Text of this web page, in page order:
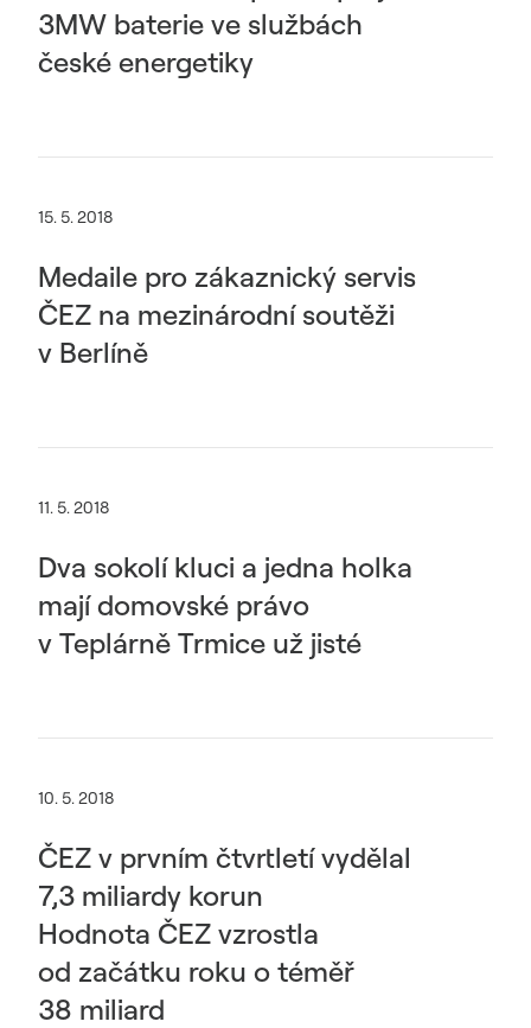
3MW baterie ve službách
české energetiky
15. 5. 2018
Medaile pro zákaznický servis
ČEZ na mezinárodní soutěži
v Berlíně
11. 5. 2018
Dva sokolí kluci a jedna holka
mají domovské právo
v Teplárně Trmice už jisté
10. 5. 2018
ČEZ v prvním čtvrtletí vydělal
7,3 miliardy korun
Hodnota ČEZ vzrostla
od začátku roku o téměř
38 miliard